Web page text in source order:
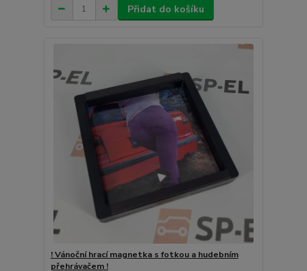
Přidat do košíku
! Vánoční hrací magnetka s fotkou a hudebním
přehrávačem !